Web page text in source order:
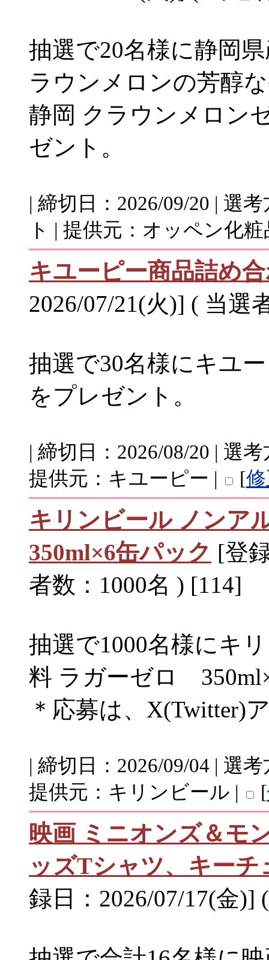
抽選で20名様に静岡
ラウンメロンの芳醇
静岡 クラウンメロン
ゼント。
| 締切日：2026/09/20 | 選
ト | 提供元：オッペン化
キユーピー商品詰め
2026/07/21(火)] ( 当選
抽選で30名様にキユ
をプレゼント。
| 締切日：2026/08/20 | 選
提供元：キユーピー |
[
キリンビール ノン
350ml×6缶パック [登
者数：1000名 ) [114]
抽選で1000名様にキ
料 ラガーゼロ
＊応募は、X(Twitter)
| 締切日：2026/09/04 | 選
提供元：キリンビール |
[
映画 ミニオンズ＆モ
ッズTシャツ、キー
録日：2026/07/17(金)]